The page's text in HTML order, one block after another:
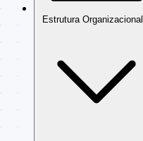
Estrutura Organizacional